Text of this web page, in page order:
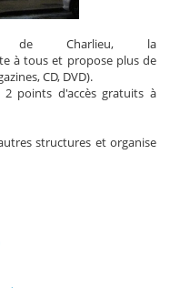
de Charlieu, la
à tous et propose plus de
CD, DVD).
points d'accès gratuits à
structures et organise